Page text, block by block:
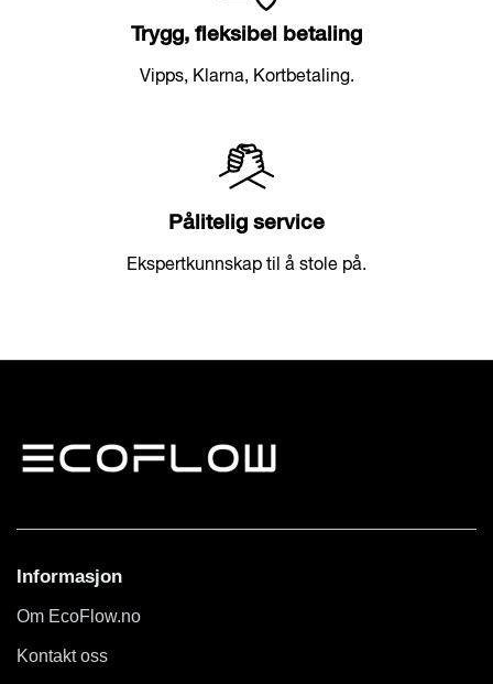
Trygg, fleksibel betaling
Vipps, Klarna, Kortbetaling.
Pålitelig service
Ekspertkunnskap til å stole på.
Informasjon
Om EcoFlow.no
Kontakt oss